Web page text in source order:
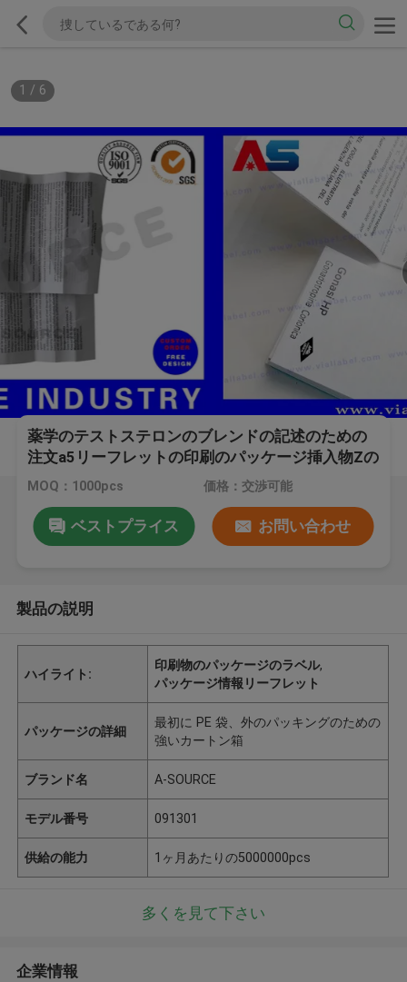
1 / 6
薬学のテストステロンのブレンドの記述のための
注文a5リーフレットの印刷のパッケージ挿入物Zの
折目
MOQ：1000pcs 価格：交渉可能
ベストプライス お問い合わせ
製品の説明
ハイライト:
印刷物のパッケージのラベル,
パッケージ情報リーフレット
パッケージの詳細
最初に PE 袋、外のパッキングのための
強いカートン箱
ブランド名 A-SOURCE
モデル番号 091301
供給の能力 1ヶ月あたりの5000000pcs
多くを見て下さい
企業情報